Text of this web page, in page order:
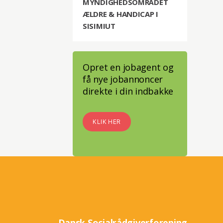
ÆLDRE & HANDICAP I
SISIMIUT
Opret en jobagent og
få nye jobannoncer
direkte i din indbakke
KLIK HER